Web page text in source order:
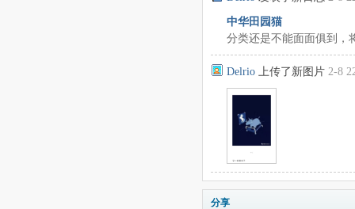
中华田园猫
分类还是不能面面俱到，
Delrio 上传了新图片 2-8
分享